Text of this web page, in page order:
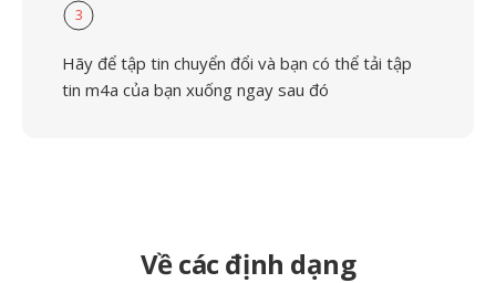
3
Hãy để tập tin chuyển đổi và bạn có thể tải tập
tin m4a của bạn xuống ngay sau đó
Về các định dạng